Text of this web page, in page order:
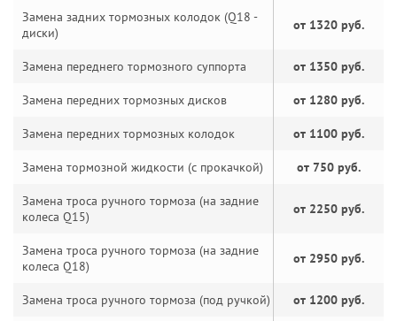
Замена задних тормозных колодок (Q18 -
диски)
от 1320 руб.
Замена переднего тормозного суппорта от 1350 руб.
Замена передних тормозных дисков от 1280 руб.
Замена передних тормозных колодок от 1100 руб.
Замена тормозной жидкости (с прокачкой) от 750 руб.
Замена троса ручного тормоза (на задние
колеса Q15)
от 2250 руб.
Замена троса ручного тормоза (на задние
колеса Q18)
от 2950 руб.
Замена троса ручного тормоза (под ручкой) от 1200 руб.